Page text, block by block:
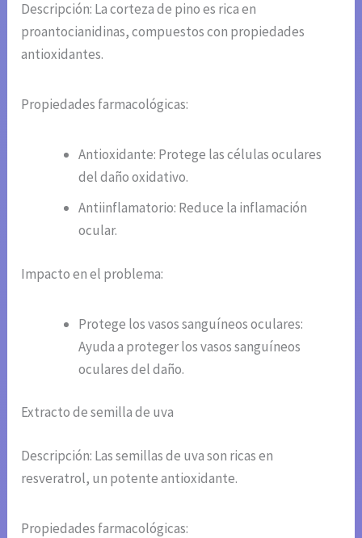
Descripción: La corteza de pino es rica en
proantocianidinas, compuestos con propiedades
antioxidantes.
Propiedades farmacológicas:
Antioxidante: Protege las células oculares
del daño oxidativo.
Antiinflamatorio: Reduce la inflamación
ocular.
Impacto en el problema:
Protege los vasos sanguíneos oculares:
Ayuda a proteger los vasos sanguíneos
oculares del daño.
Extracto de semilla de uva
Descripción: Las semillas de uva son ricas en
resveratrol, un potente antioxidante.
Propiedades farmacológicas: